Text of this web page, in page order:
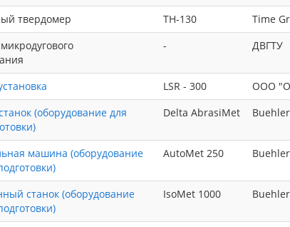
твердомер TH-130 Time
- ДВГТУ
LSR - 300 OOO
(оборудование для
Delta AbrasiMet Buehler
машина (оборудование
AutoMet 250 Buehler
станок (оборудование
IsoMet 1000 Buehler